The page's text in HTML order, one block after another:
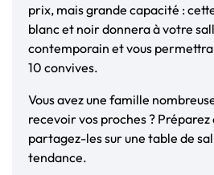
prix, mais grande capacité :
blanc et noir donnera à votre
contemporain et vous permettra
10 convives.
Vous avez une famille
recevoir vos proches ? Préparez
partagez-les sur une table de
tendance.